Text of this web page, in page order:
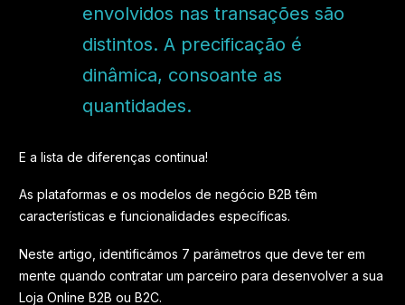
envolvidos nas transações são
distintos. A precificação é
dinâmica, consoante as
quantidades.
E a lista de diferenças continua!
As plataformas e os modelos de negócio B2B têm
características e funcionalidades específicas.
Neste artigo, identificámos 7 parâmetros que deve ter em
mente quando contratar um parceiro para desenvolver a sua
Loja Online B2B ou B2C.